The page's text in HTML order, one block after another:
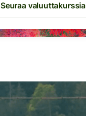
Seuraa valuuttakurssia